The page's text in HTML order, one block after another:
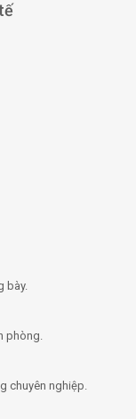
bày.
phòng.
chuyên nghiệp.